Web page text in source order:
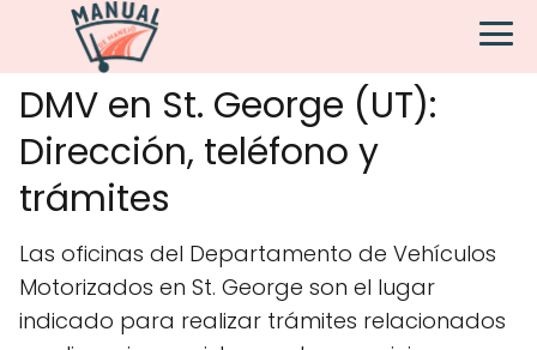
DMV en St. George (UT):
Dirección, teléfono y
trámites
Las oficinas del Departamento de Vehículos
Motorizados en St. George son el lugar
indicado para realizar trámites relacionados